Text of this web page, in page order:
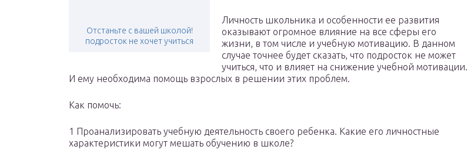
Отстаньте с вашей школой!
подросток не хочет учиться
Личность школьника и особенности ее развития
оказывают огромное влияние на все сферы его
жизни, в том числе и учебную мотивацию. В данном
случае точнее будет сказать, что подросток не может
учиться, что и влияет на снижение учебной мотивации.
И ему необходима помощь взрослых в решении этих проблем.
Как помочь:
1 Проанализировать учебную деятельность своего ребенка. Какие его личностные
характеристики могут мешать обучению в школе?